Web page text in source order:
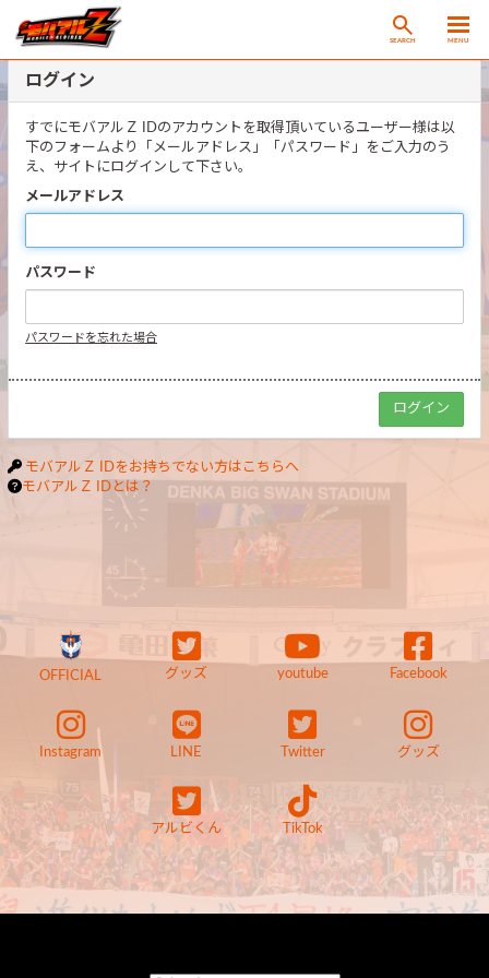
SEARCH MENU
ログイン
すでにモバアルＺ IDのアカウントを取得頂いているユーザー様は以
下のフォームより「メールアドレス」「パスワード」をご入力のう
え、サイトにログインして下さい。
メールアドレス
パスワード
パスワードを忘れた場合
モバアルＺ IDをお持ちでない方はこちらへ
モバアルＺ IDとは？
OFFICIAL グッズ youtube Facebook
Instagram LINE Twitter グッズ
アルビくん TikTok